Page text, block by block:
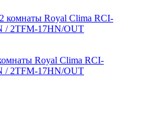
Royal Clima RCI-
/ 2TFM-17HN/OUT